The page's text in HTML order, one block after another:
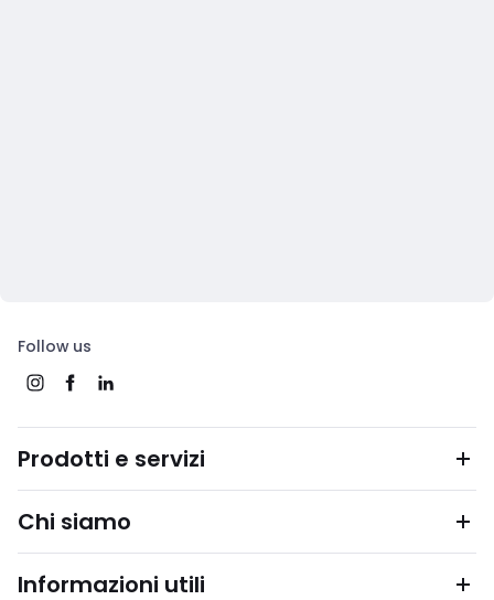
Follow us
Prodotti e servizi
Chi siamo
Informazioni utili